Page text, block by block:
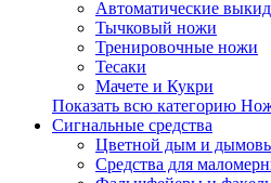
Автоматические
Тычковый ножи
Тренировочные ножи
Тесаки
Мачете и Кукри
Показать всю категорию
Сигнальные средства
Цветной дым и
Средства для